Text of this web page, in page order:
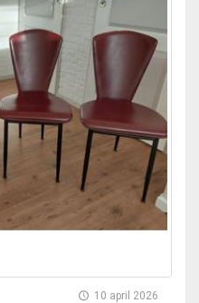
10 april 2026